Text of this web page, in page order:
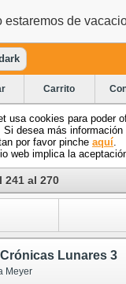
estaremos de
Carrito
usa cookies para poder
desea más información
por favor pinche aquí
web implica la
al 270
Lunares 3
Meyer